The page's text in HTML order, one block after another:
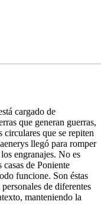
cargado de
que generan guerras,
circulares que se repiten
llegó para romper
engranajes. No es
de Poniente
funcione. Son éstas
de diferentes
manteniendo la